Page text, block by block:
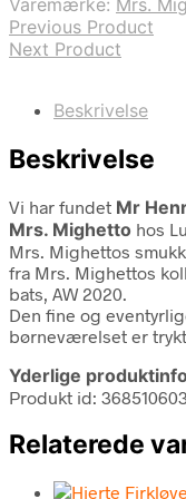
Varemærke: Mrs.
Previous Product
Next Product
Beskrivelse
Beskrivelse
Vi har fundet Mr
Mrs. Mighetto hos
Mrs. Mighettos
fra Mrs. Mighettos
bats, AW 2020.
Den fine og
børneværelset er
Yderlige
Produkt id:
Relaterede